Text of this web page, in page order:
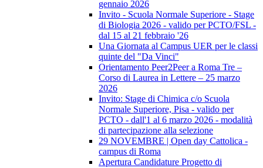
gennaio 2026
Invito - Scuola Normale Superiore - Stage
di Biologia 2026 - valido per PCTO/FSL -
dal 15 al 21 febbraio '26
Una Giornata al Campus UER per le classi
quinte del "Da Vinci"
Orientamento Peer2Peer a Roma Tre –
Corso di Laurea in Lettere – 25 marzo
2026
Invito: Stage di Chimica c/o Scuola
Normale Superiore, Pisa - valido per
PCTO - dall'1 al 6 marzo 2026 - modalità
di partecipazione alla selezione
29 NOVEMBRE | Open day Cattolica -
campus di Roma
Apertura Candidature Progetto di